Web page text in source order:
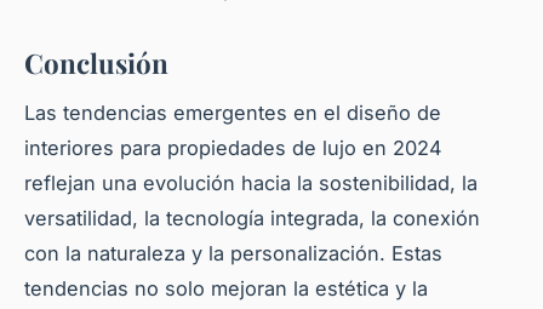
Conclusión
Las tendencias emergentes en el diseño de
interiores para propiedades de lujo en 2024
reflejan una evolución hacia la sostenibilidad, la
versatilidad, la tecnología integrada, la conexión
con la naturaleza y la personalización. Estas
tendencias no solo mejoran la estética y la